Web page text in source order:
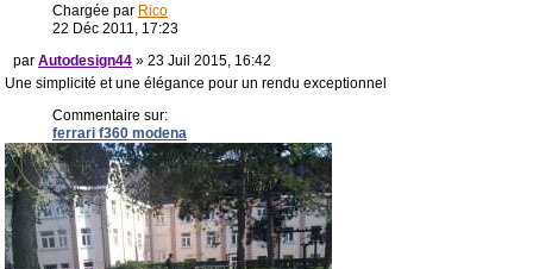
Chargée par Rico
22 Déc 2011, 17:23
par Autodesign44 » 23 Juil 2015, 16:42
Une simplicité et une élégance pour un rendu exceptionnel
Commentaire sur:
ferrari f360 modena